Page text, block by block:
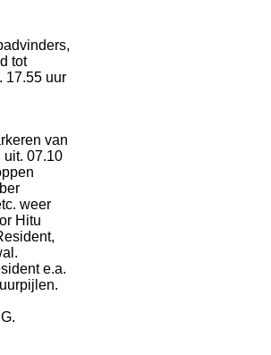
tot
17.55 uur
van
uit. 07.10
weer
Hitu
e.a.